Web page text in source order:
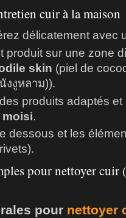
cuir à la maison
délicatement avec
produit sur une zone
skin (piel de
งงูหลาม)).
produits adaptés
.
dessous et les
pour nettoyer cuir
pour nettoyer